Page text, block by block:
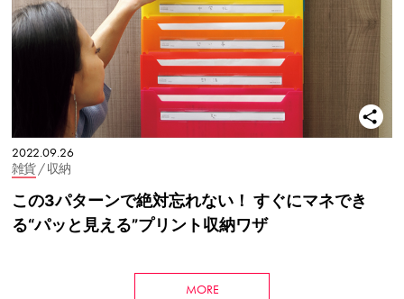
2022.09.26
雑貨/ 収納
この3パターンで絶対忘れない！ すぐにマネでき
る“パッと見える”プリント収納ワザ
MORE